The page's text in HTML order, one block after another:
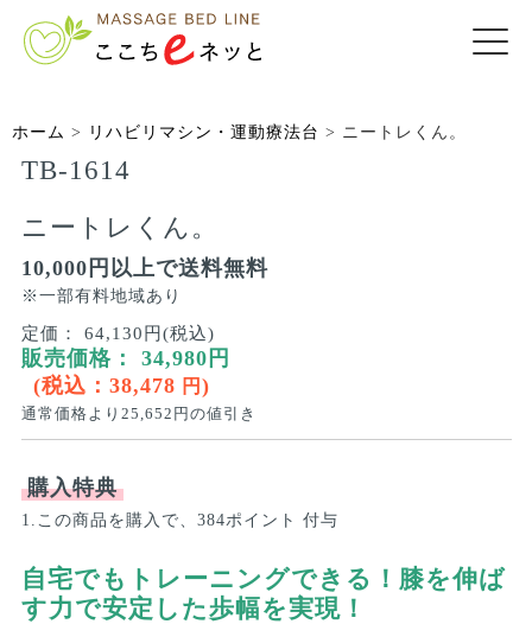
ホーム > リハビリマシン・運動療法台 > ニートレくん。
TB-1614
ニートレくん。
10,000円以上で送料無料
※一部有料地域あり
定価：
64,130円(税込)
販売価格： 34,980 円
(税込： 38,478 円 )
通常価格より 25,652 円の値引き
購入特典
1.この商品を購入で、384ポイント 付与
自宅でもトレーニングできる！膝を伸ば
す力で安定した歩幅を実現！